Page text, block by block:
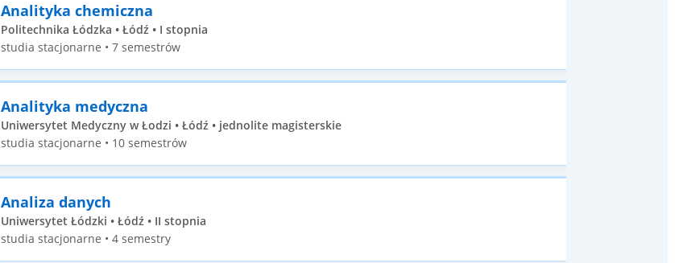
Analityka chemiczna
Politechnika Łódzka • Łódź • I stopnia
studia stacjonarne • 7 semestrów
Analityka medyczna
Uniwersytet Medyczny w Łodzi • Łódź • jednolite magisterskie
studia stacjonarne • 10 semestrów
Analiza danych
Uniwersytet Łódzki • Łódź • II stopnia
studia stacjonarne • 4 semestry